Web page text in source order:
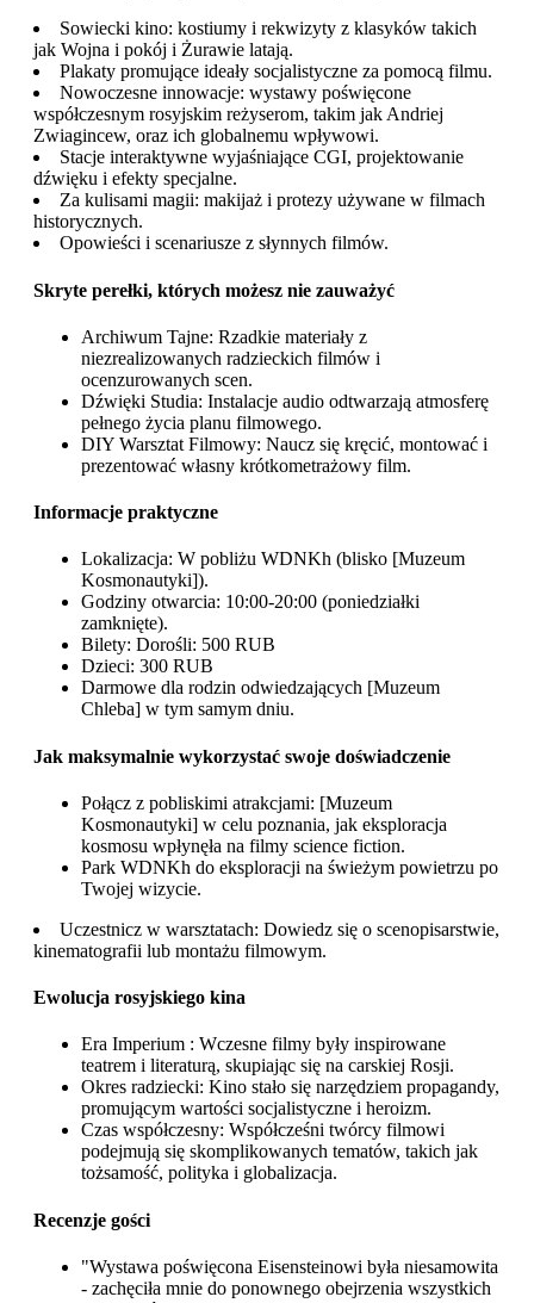
Sowiecki kino: kostiumy i rekwizyty z klasyków takich
jak Wojna i pokój i Żurawie latają.
Plakaty promujące ideały socjalistyczne za pomocą filmu.
Nowoczesne innowacje: wystawy poświęcone
współczesnym rosyjskim reżyserom, takim jak Andriej
Zwiagincew, oraz ich globalnemu wpływowi.
Stacje interaktywne wyjaśniające CGI, projektowanie
dźwięku i efekty specjalne.
Za kulisami magii: makijaż i protezy używane w filmach
historycznych.
Opowieści i scenariusze z słynnych filmów.
Skryte perełki, których możesz nie zauważyć
Archiwum Tajne: Rzadkie materiały z
niezrealizowanych radzieckich filmów i
ocenzurowanych scen.
Dźwięki Studia: Instalacje audio odtwarzają atmosferę
pełnego życia planu filmowego.
DIY Warsztat Filmowy: Naucz się kręcić, montować i
prezentować własny krótkometrażowy film.
Informacje praktyczne
Lokalizacja: W pobliżu WDNKh (blisko [Muzeum
Kosmonautyki]).
Godziny otwarcia: 10:00-20:00 (poniedziałki
zamknięte).
Bilety: Dorośli: 500 RUB
Dzieci: 300 RUB
Darmowe dla rodzin odwiedzających [Muzeum
Chleba] w tym samym dniu.
Jak maksymalnie wykorzystać swoje doświadczenie
Połącz z pobliskimi atrakcjami: [Muzeum
Kosmonautyki] w celu poznania, jak eksploracja
kosmosu wpłynęła na filmy science fiction.
Park WDNKh do eksploracji na świeżym powietrzu po
Twojej wizycie.
Uczestnicz w warsztatach: Dowiedz się o scenopisarstwie,
kinematografii lub montażu filmowym.
Ewolucja rosyjskiego kina
Era Imperium : Wczesne filmy były inspirowane
teatrem i literaturą, skupiając się na carskiej Rosji.
Okres radziecki: Kino stało się narzędziem propagandy,
promującym wartości socjalistyczne i heroizm.
Czas współczesny: Współcześni twórcy filmowi
podejmują się skomplikowanych tematów, takich jak
tożsamość, polityka i globalizacja.
Recenzje gości
"Wystawa poświęcona Eisensteinowi była niesamowita
- zachęciła mnie do ponownego obejrzenia wszystkich